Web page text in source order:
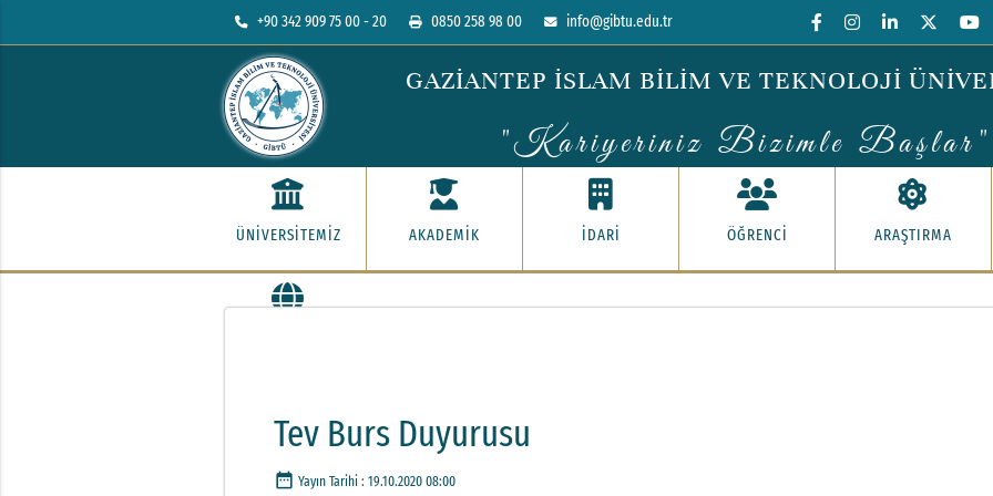
+90 342 909 75 00 - 20 0850 258 98 00 info@gibtu.edu.tr
GAZİANTEP İSLAM BİLİM VE TEKNOLOJİ
"Kariyeriniz Bizimle Başlar"
ÜNİVERSİTEMİZ AKADEMİK İDARİ ÖĞRENCİ ARAŞTIRMA
Tev Burs Duyurusu
date_range Yayın Tarihi : 19.10.2020 08:00